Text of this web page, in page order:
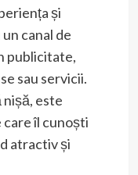
și
canal de
publicitate,
sau servicii.
nișă, este
îl cunoști
atractiv și